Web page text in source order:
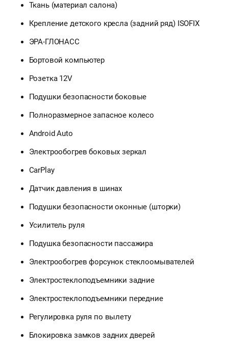
Ткань (материал салона)
Крепление детского кресла (задний ряд) ISOFIX
ЭРА-ГЛОНАСС
Бортовой компьютер
Розетка 12V
Подушки безопасности боковые
Полноразмерное запасное колесо
Android Auto
Электрообогрев боковых зеркал
CarPlay
Датчик давления в шинах
Подушки безопасности оконные (шторки)
Усилитель руля
Подушка безопасности пассажира
Электрообогрев форсунок стеклоомывателей
Электростеклоподъемники задние
Электростеклоподъемники передние
Регулировка руля по вылету
Блокировка замков задних дверей